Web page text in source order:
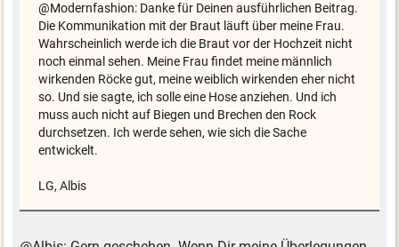
@Modernfashion: Danke für Deinen ausführlichen Beitrag.
Die Kommunikation mit der Braut läuft über meine Frau.
Wahrscheinlich werde ich die Braut vor der Hochzeit nicht
noch einmal sehen. Meine Frau findet meine männlich
wirkenden Röcke gut, meine weiblich wirkenden eher nicht
so. Und sie sagte, ich solle eine Hose anziehen. Und ich
muss auch nicht auf Biegen und Brechen den Rock
durchsetzen. Ich werde sehen, wie sich die Sache
entwickelt.
LG, Albis